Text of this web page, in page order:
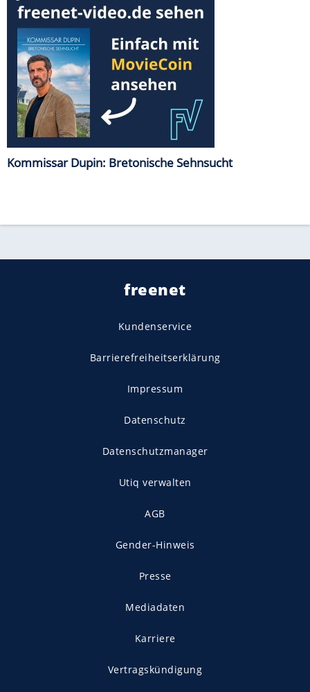
Kommissar Dupin: Bretonische Sehnsucht
freenet
Kundenservice
Barrierefreiheitserklärung
Impressum
Datenschutz
Datenschutzmanager
Utiq verwalten
AGB
Gender-Hinweis
Presse
Mediadaten
Karriere
Vertragskündigung